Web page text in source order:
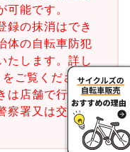
可能です。
録の抹消はでき
体の自転車防犯
たします。詳し
をご覧ください。
は店舗で行うこ
察署又は交番ま